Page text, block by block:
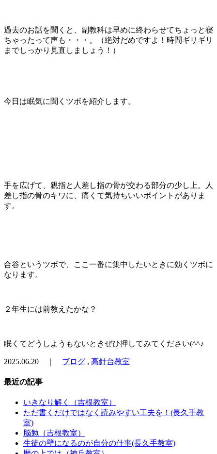
過去のお話を聞くと、副教科は早めに終わらせてちょっと寝
ちゃったって声も・・・。（絶対だめですよ！時間ギリギリ
までしっかり見直しましょう！）
今日は眠気に聞くツボを紹介します。
手を広げて、 親指と人差し指の骨が交わる部分の少し上。人
差し指の骨のキワに、痛くて気持ちいいポイントがありま
す。
合谷というツボで、ここ一番に集中したいときに効くツボに
なります。
２年生には前教えたかな？
眠くてどうしようもないときぜひ押してみてください(^^♪
2025.06.20 ｜ ブログ , 高針台教室
最近の記事
いきなり解く（吉根教室）
ただ書くだけではなく読みやすい工夫を！(長久手教
室)
脳勉（吉根教室）
生徒の壁になるのが自分の仕事(長久手教室)